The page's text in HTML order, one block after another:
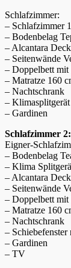
Schlafzimmer:
– Schlafzimmer
– Bodenbelag
– Alcantara
– Seitenwände
– Doppelbett mit
– Matratze 160
– Nachtschrank
– Klimasplitgerät
– Gardinen
Schlafzimmer 2:
Eigner-
– Bodenbelag
– Klima
– Alcantara
– Seitenwände
– Doppelbett mit
– Matratze 160
– Nachtschrank
– Schiebefenster
– Gardinen
– TV